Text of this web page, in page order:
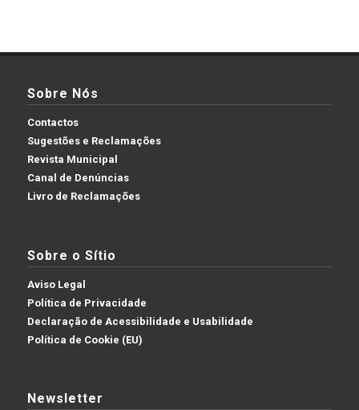
Sobre Nós
Contactos
Sugestões e Reclamações
Revista Municipal
Canal de Denúncias
Livro de Reclamações
Sobre o Sítio
Aviso Legal
Política de Privacidade
Declaração de Acessibilidade e Usabilidade
Política de Cookie (EU)
Newsletter